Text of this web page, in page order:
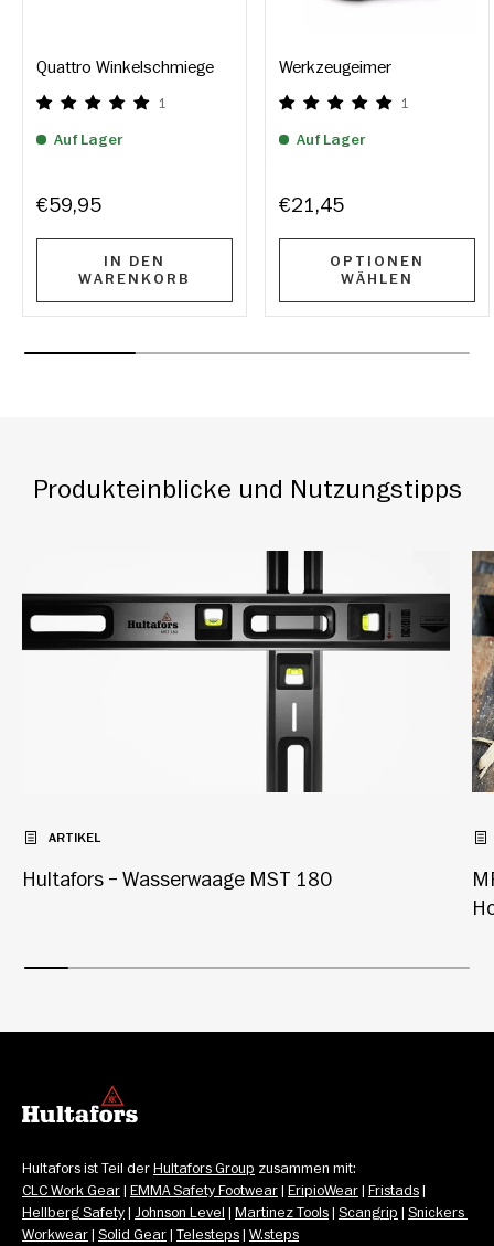
Quattro Winkelschmiege
1
Auf Lager
€59,95
IN DEN
WARENKORB
Werkzeugeimer
1
Auf Lager
€21,45
OPTIONEN
WÄHLEN
Produkteinblicke und Nutzungstipps
ARTIKEL
Hultafors – Wasserwaage MST 180
Hultafors ist Teil der Hultafors Group zusammen mit:
CLC Work Gear | EMMA Safety Footwear | EripioWear | Fristads
Hellberg Safety | Johnson Level | Martinez Tools | Scangrip | Snickers
Workwear | Solid Gear | Telesteps | W.steps